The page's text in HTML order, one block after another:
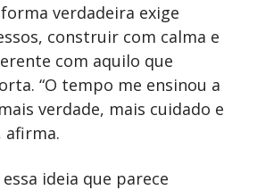
verdadeira exige
construir com calma e
com aquilo que
“O tempo me ensinou a
verdade, mais cuidado e
afirma.
ideia que parece